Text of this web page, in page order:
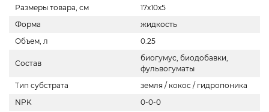
Размеры товара, см
17х10х5
Форма
жидкость
Объем, л
0.25
Состав
биогумус, биодобавки,
фульвогуматы
Тип субстрата
земля / кокос / гидропоника
NPK
0-0-0